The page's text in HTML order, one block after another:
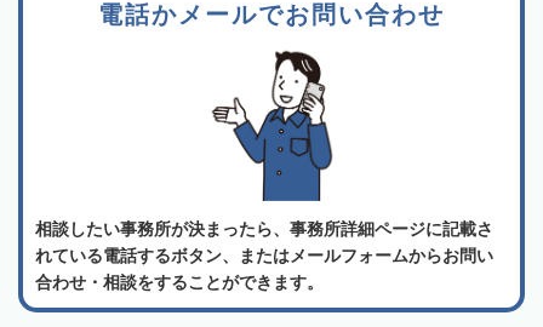
電話かメールでお問い合わせ
相談したい事務所が決まったら、事務所詳細ページに記載さ
れている電話するボタン、またはメールフォームからお問い
合わせ・相談をすることができます。